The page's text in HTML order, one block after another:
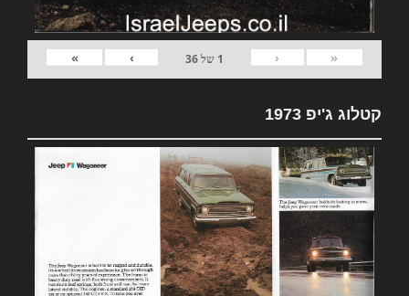
«
‹
1 של36
›
»
קטלוג ג'יפ 1973